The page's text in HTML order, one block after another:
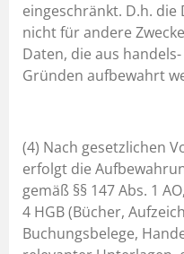
eingeschränkt. D.h.
nicht für andere
Daten, die aus
Gründen aufbewahrt
(4) Nach gesetzlichen
erfolgt die
gemäß §§ 147 Abs. 1
4 HGB (Bücher,
Buchungsbelege,